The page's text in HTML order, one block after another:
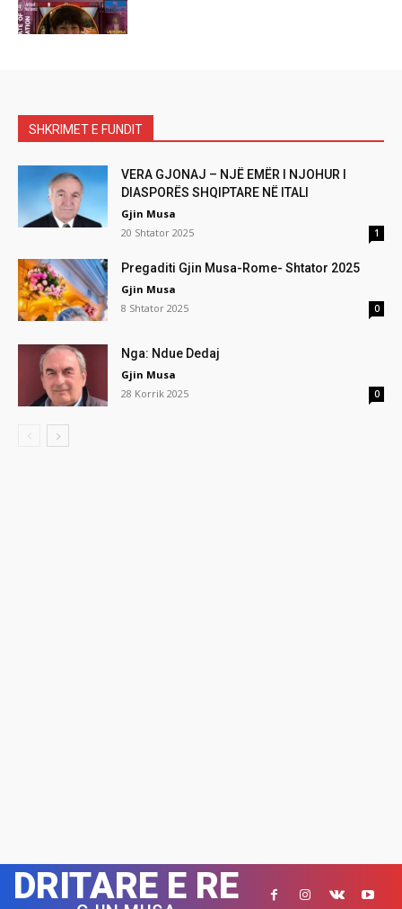
SHKRIMET E FUNDIT
VERA GJONAJ – NJË EMËR I NJOHUR I
DIASPORËS SHQIPTARE NË ITALI
Gjin Musa
20 Shtator 2025
1
Pregaditi Gjin Musa-Rome- Shtator 2025
Gjin Musa
8 Shtator 2025
0
Nga: Ndue Dedaj
Gjin Musa
28 Korrik 2025
0
DRITARE E RE